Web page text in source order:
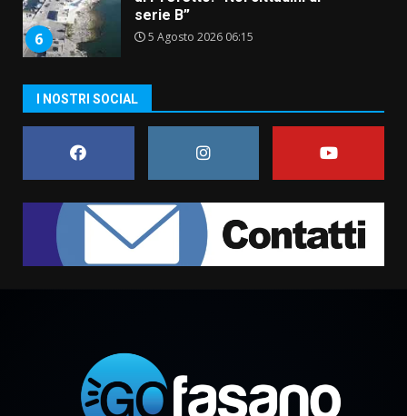
7
A Savelletri torna la Sagra del
Grazia Neglia, coordinatrice
cittadina di Fratelli d’Italia,
pronta a tornare in Consiglio
comunale
6 Agosto 2026 08:00
Cura dei beni comuni e
La magia del Minareto e la prima
assoluta de “L’Albergo
I NOSTRI SOCIAL